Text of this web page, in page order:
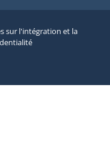
sur l'intégration et la